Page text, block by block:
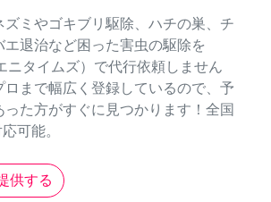
ズミやゴキブリ駆除、ハチの巣、チ
エ退治など困った害虫の駆除を
ニタイムズ）で代行依頼しません
ロまで幅広く登録しているので、予
た方がすぐに見つかります！全国
可能。
供する